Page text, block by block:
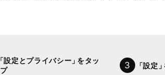
「設定とプライバシー」をタッ
プ
3 「設定